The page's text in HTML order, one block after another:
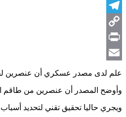
X
Telegram
Copy
Link
Print
Email
علم لدى مصدر عسكري أن عنصرين
وأوضح المصدر أن عنصرين من طاقم
ويجري حاليا تحقيق تقني لتحديد